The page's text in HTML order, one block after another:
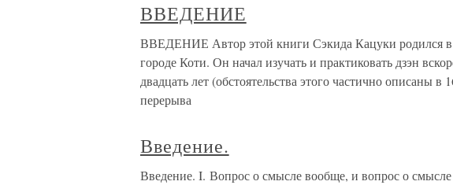
ВВЕДЕНИЕ
ВВЕДЕНИЕ Автор этой книги Сэкида Кацуки родился в
городе Коти. Он начал изучать и практиковать дзэн
двадцать лет (обстоятельства этого частично описаны в
перерыва
Введение.
Введение. I. Вопрос о смысле вообще, и вопрос о